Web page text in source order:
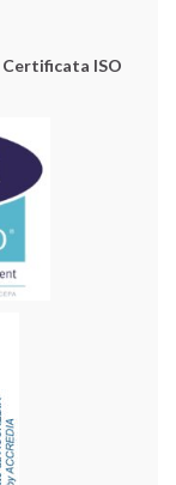
Certificata ISO